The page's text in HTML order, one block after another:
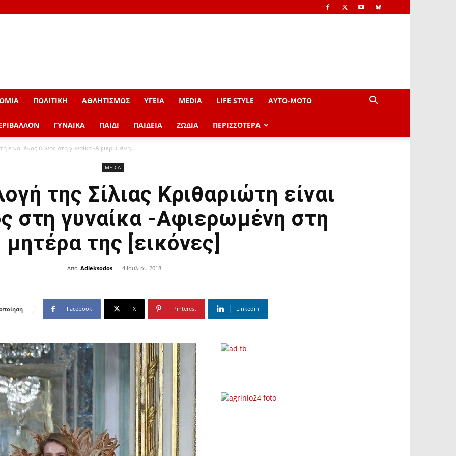
ΠΟΛΙΤΙΚΗ ΑΘΛΗΤΙΣΜΟΣ ΥΓΕΙΑ MEDIA LIFE STYLE AYTO-ΜOTO
ΓΥΝΑΙΚΑ ΠΑΙΔΙ ΠΑΙΔΕΙΑ ΖΩΔΙΑ ΠΕΡΙΣΣΟΤΕΡΑ
είναι ένας ύμνος στη γυναίκα -Αφιερωμένη...
MEDIA
της Σίλιας Κριθαριώτη είναι
στη γυναίκα -Αφιερωμένη στη
μητέρα της [εικόνες]
Από Adieksodos - 4 Ιουλίου 2018
Facebook X Pinterest Linkedin